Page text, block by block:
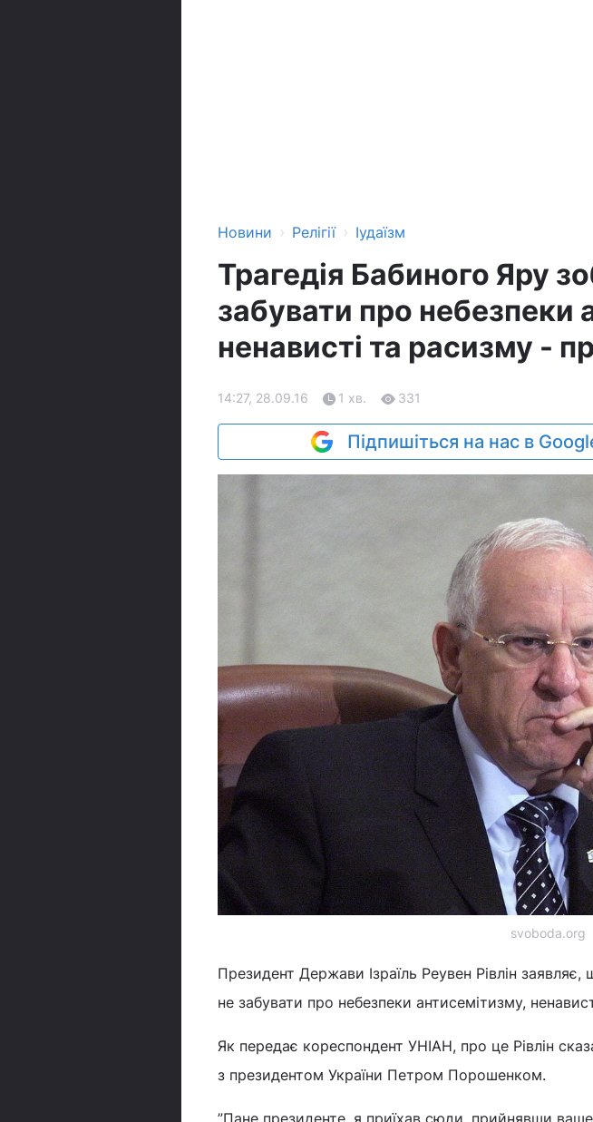
Новини › Релігії › Іудаїзм
Трагедія Бабиного Яру
забувати про небезпеки
ненависті та расизму -
14:27, 28.09.16 1 хв. 331
Підпишіться на нас в
svoboda.org
Президент Держави Ізраїль Реувен Рівлін
не забувати про небезпеки антисемітизму,
Як передає кореспондент УНІАН, про це Рівлін
з президентом України Петром Порошенком.
”Пане президенте, я приїхав сюди, прийнявши ваше